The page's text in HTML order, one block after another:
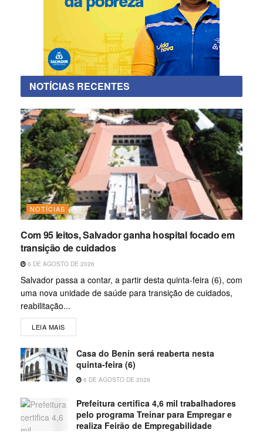
NOTÍCIAS RECENTES
NOTÍCIAS
Com 95 leitos, Salvador ganha hospital focado em
transição de cuidados
6 DE AGOSTO DE 2026
Salvador passa a contar, a partir desta quinta-feira (6), com
uma nova unidade de saúde para transição de cuidados,
reabilitação...
LEIA MAIS
Casa do Benin será reaberta nesta
quinta-feira (6)
6 DE AGOSTO DE 2026
Prefeitura certifica 4,6 mil trabalhadores
pelo programa Treinar para Empregar e
realiza Feirão de Empregabilidade